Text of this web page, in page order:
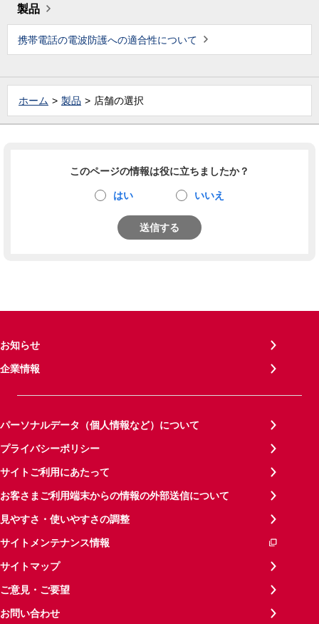
製品
携帯電話の電波防護への適合性について
ホーム 製品 店舗の選択
このページの情報は役に立ちましたか？
はい いいえ
送信する
お知らせ
企業情報
パーソナルデータ（個人情報など）について
プライバシーポリシー
サイトご利用にあたって
お客さまご利用端末からの情報の外部送信について
見やすさ・使いやすさの調整
サイトメンテナンス情報
サイトマップ
ご意見・ご要望
お問い合わせ